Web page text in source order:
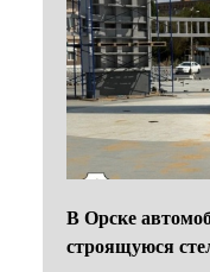
В Орске
строящуюся